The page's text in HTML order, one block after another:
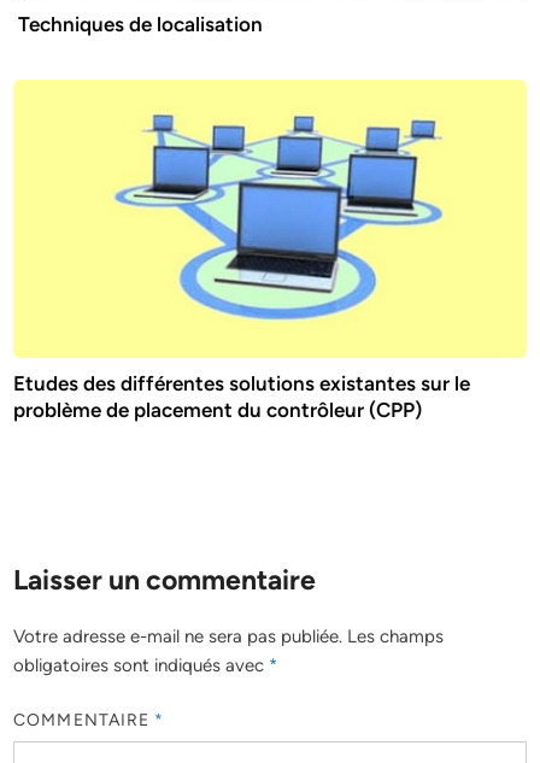
Techniques de localisation
Etudes des différentes solutions existantes sur le
problème de placement du contrôleur (CPP)
Laisser un commentaire
Votre adresse e-mail ne sera pas publiée. Les champs
obligatoires sont indiqués avec *
COMMENTAIRE *